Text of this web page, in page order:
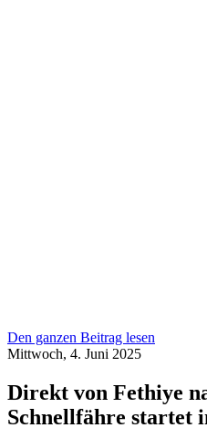
Den ganzen Beitrag lesen
Mittwoch, 4. Juni 2025
Direkt von Fethiye
Schnellfähre startet